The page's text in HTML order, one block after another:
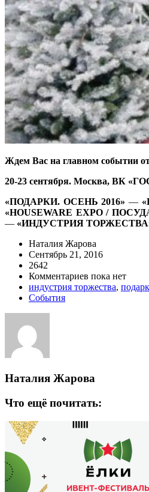
Ждем Вас на главном событии
20-23 сентября. Москва, ВК
«ПОДАРКИ. ОСЕНЬ 2016» —
«HOUSEWARE EXPO /
— «ИНДУСТРИЯ
Наталия Жарова
Сентябрь 21, 2016
2642
Комментариев пока нет
индустрия торжества,
События
Наталия Жарова
Что ещё почитать: